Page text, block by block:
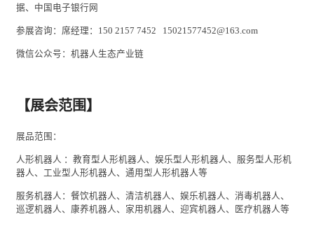
据、中国电子银行网
参展咨询： 席经理： 150 2157 7452 15021577452@163.com
微信公众号：机器人生态产业链
【展会范围】
展品范围：
人形机器人 ：教育型人形机器人、娱乐型人形机器人、服务型人形机
器人、 工业型人形机器人、通用型人形机器人等
服务机器人： 餐饮机器人、清洁机器人、娱乐机器人、消毒机器人、
巡逻机器人、康养机器人、家用机器人、迎宾机器人、医疗机器人等